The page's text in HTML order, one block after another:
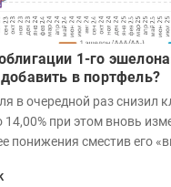
1-го
в портфель?
в очередной раз снизил
14,00% при этом вновь
понижения сместив его